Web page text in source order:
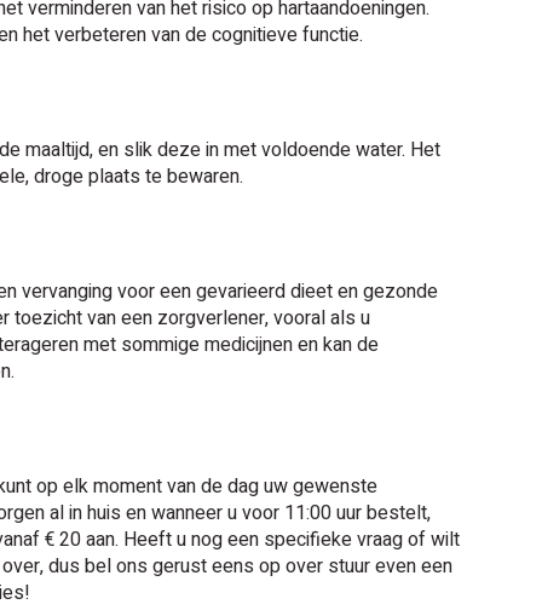
verminderen van het risico op hartaandoeningen.
het verbeteren van de cognitieve functie.
maaltijd, en slik deze in met voldoende water. Het
droge plaats te bewaren.
vervanging voor een gevarieerd dieet en gezonde
toezicht van een zorgverlener, vooral als u
met sommige medicijnen en kan de
op elk moment van de dag uw gewenste
al in huis en wanneer u voor 11:00 uur bestelt,
€ 20 aan. Heeft u nog een specifieke vraag of wilt
dus bel ons gerust eens op over stuur even een